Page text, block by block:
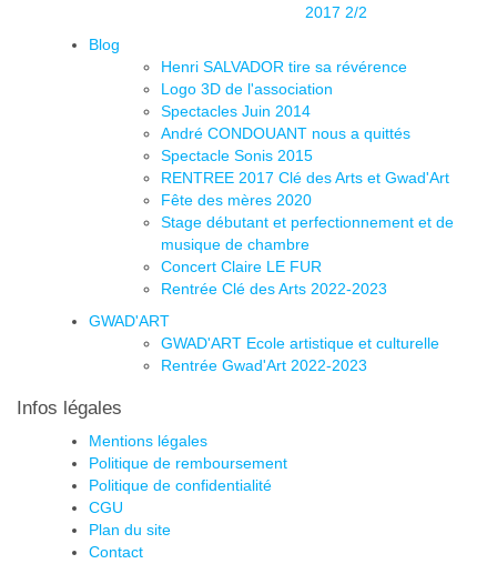
2017 2/2
Blog
Henri SALVADOR tire sa révérence
Logo 3D de l'association
Spectacles Juin 2014
André CONDOUANT nous a quittés
Spectacle Sonis 2015
RENTREE 2017 Clé des Arts et Gwad'Art
Fête des mères 2020
Stage débutant et perfectionnement et de
musique de chambre
Concert Claire LE FUR
Rentrée Clé des Arts 2022-2023
GWAD'ART
GWAD'ART Ecole artistique et culturelle
Rentrée Gwad'Art 2022-2023
Infos légales
Mentions légales
Politique de remboursement
Politique de confidentialité
CGU
Plan du site
Contact